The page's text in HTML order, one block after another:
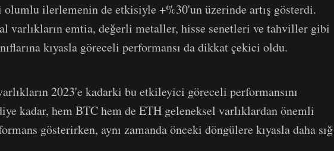
ilerlemenin de etkisiyle +%30'un üzerinde artış gösterdi.
varlıkların emtia, değerli metaller, hisse senetleri ve tahviller gibi
kıyasla göreceli performansı da dikkat çekici oldu.
2023'e kadarki bu etkileyici göreceli performansını
kadar, hem BTC hem de ETH geleneksel varlıklardan önemli
gösterirken, aynı zamanda önceki döngülere kıyasla daha sığ